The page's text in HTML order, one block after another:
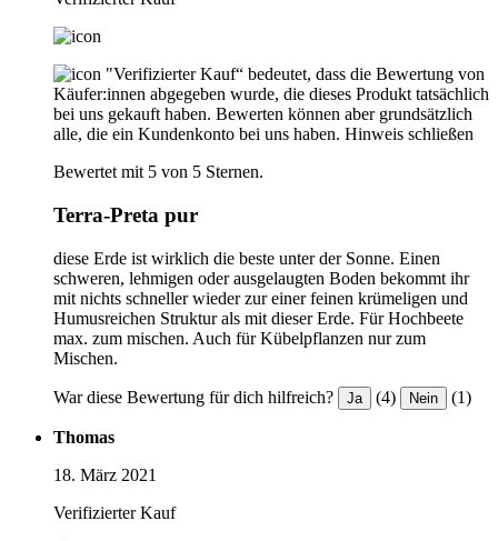
"Verifizierter Kauf“ bedeutet, dass die Bewertung von
Käufer:innen abgegeben wurde, die dieses Produkt tatsächlich
bei uns gekauft haben. Bewerten können aber grundsätzlich
alle, die ein Kundenkonto bei uns haben. Hinweis schließen
Bewertet mit 5 von 5 Sternen.
Terra-Preta pur
diese Erde ist wirklich die beste unter der Sonne. Einen
schweren, lehmigen oder ausgelaugten Boden bekommt ihr
mit nichts schneller wieder zur einer feinen krümeligen und
Humusreichen Struktur als mit dieser Erde. Für Hochbeete
max. zum mischen. Auch für Kübelpflanzen nur zum
Mischen.
War diese Bewertung für dich hilfreich? Ja (4) Nein (1)
Thomas
18. März 2021
Verifizierter Kauf